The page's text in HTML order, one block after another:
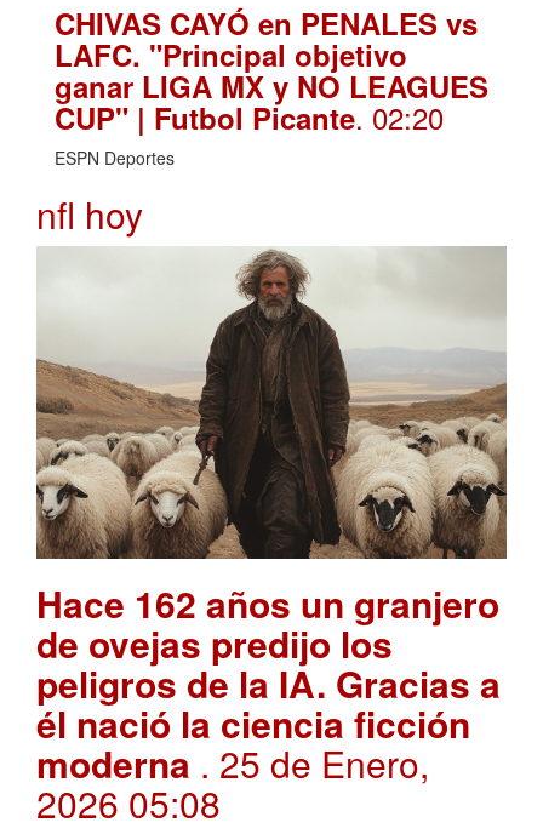
CHIVAS CAYÓ en PENALES vs
LAFC. "Principal objetivo
ganar LIGA MX y NO LEAGUES
CUP" | Futbol Picante. 02:20
ESPN Deportes
nfl hoy
Hace 162 años un granjero
de ovejas predijo los
peligros de la IA. Gracias a
él nació la ciencia ficción
moderna . 25 de Enero,
2026 05:08